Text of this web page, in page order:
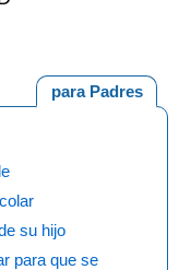
para Padres
su hijo
para que se